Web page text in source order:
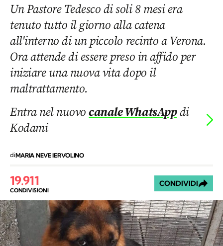
Un Pastore Tedesco di soli 8 mesi era
tenuto tutto il giorno alla catena
all'interno di un piccolo recinto a Verona.
Ora attende di essere preso in affido per
iniziare una nuova vita dopo il
maltrattamento.
Entra nel nuovocanale WhatsAppdi
Kodami
diMARIA NEVE IERVOLINO
19.911
CONDIVISIONI
CONDIVIDI